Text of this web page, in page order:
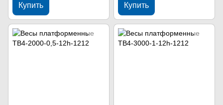
Купить Купить